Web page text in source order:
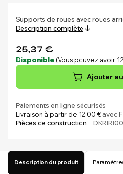
Supports de roues avec roues
Description complète
25,37 €
Disponible (Vous pouvez avoir
Ajouter
Paiements en ligne sécurisés
Livraison à partir de 12,00 €avec
Pièces de construction
DKRIRI00
Description du produit